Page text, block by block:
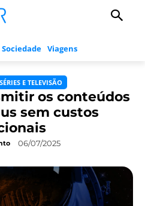
Sociedade Viagens
SÉRIES E TELEVISÃO
os conteúdos
sem custos
06/07/2025